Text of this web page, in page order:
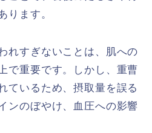
ります。
れすぎないことは、肌への
で重要です。しかし、重曹
ているため、摂取量を誤る
ンのぼやけ、血圧への影響